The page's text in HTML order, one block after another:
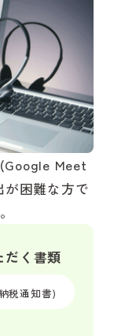
Meet
が困難な方で
だく書類
税通知書)